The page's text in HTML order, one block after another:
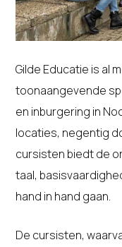
Gilde Educatie is al
toonaangevende
en inburgering in
locaties, negentig
cursisten biedt de
taal,
hand in hand gaan.
De cursisten,